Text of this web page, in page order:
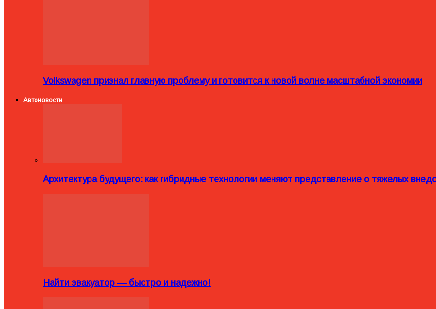
Volkswagen признал главную проблему и готовится к новой волне масштабной экономии
Автоновости
Архитектура будущего: как гибридные технологии меняют представление о тяжелых
Найти эвакуатор — быстро и надежно!